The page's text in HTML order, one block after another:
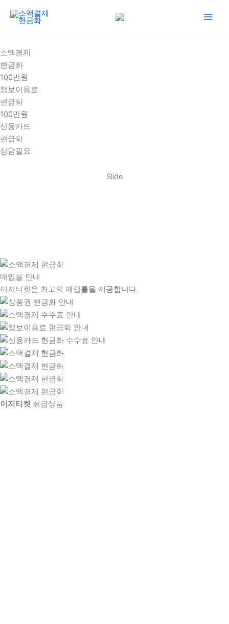
건
너
뛰
기
소액결제
현금화
100만원
정보이용료
현금화
100만원
신용카드
현금화
상담필요
Slide
매입률 안내
이지티켓은 최고의 매입률을 제공합니다.
이지티켓 취급상품